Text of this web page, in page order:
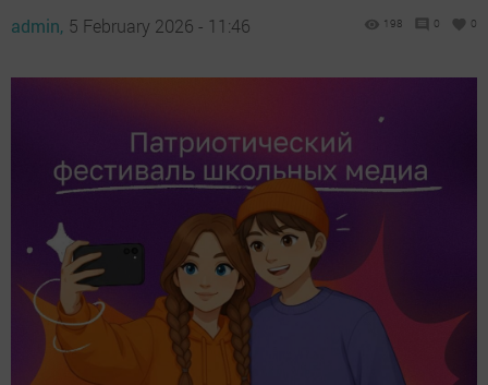
admin, 5 February 2026 - 11:46 198 0 0